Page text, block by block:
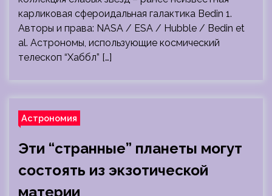
карликовая сфероидальная галактика Bedin 1.
Авторы и права: NASA / ESA / Hubble / Bedin et
al. Астрономы, использующие космический
телескоп “Хаббл” […]
Астрономия
Эти “странные” планеты могут
состоять из экзотической
материи